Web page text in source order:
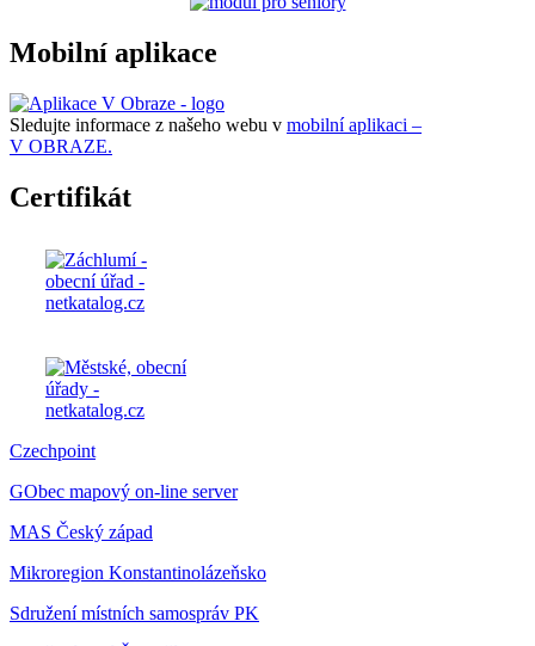
Mobilní aplikace
Sledujte informace z našeho webu v mobilní aplikaci –
V OBRAZE.
Certifikát
Czechpoint
GObec mapový on-line server
MAS Český západ
Mikroregion Konstantinolázeňsko
Sdružení místních samospráv PK